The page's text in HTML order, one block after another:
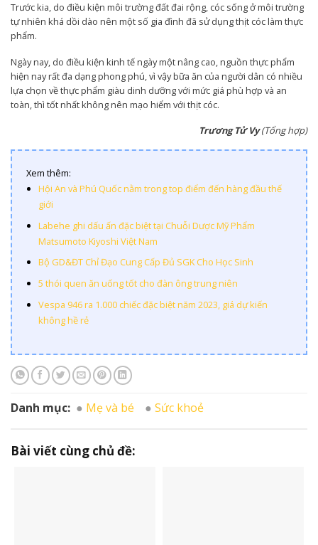
Trước kia, do điều kiện môi trường đất đai rộng, cóc sống ở môi trường
tự nhiên khá dồi dào nên một số gia đình đã sử dụng thịt cóc làm thực
phẩm.
Ngày nay, do điều kiện kinh tế ngày một nâng cao, nguồn thực phẩm
hiện nay rất đa dạng phong phú, vì vậy bữa ăn của người dân có nhiều
lựa chọn về thực phẩm giàu dinh dưỡng với mức giá phù hợp và an
toàn, thì tốt nhất không nên mạo hiểm với thịt cóc.
Trương Tử Vy(Tổng hợp)
Xem thêm:
Hội An và Phú Quốc nằm trong top điểm đến hàng đầu thế
giới
Labehe ghi dấu ấn đặc biệt tại Chuỗi Dược Mỹ Phẩm
Matsumoto Kiyoshi Việt Nam
Bộ GD&ĐT Chỉ Đạo Cung Cấp Đủ SGK Cho Học Sinh
5 thói quen ăn uống tốt cho đàn ông trung niên
Vespa 946 ra 1.000 chiếc đặc biệt năm 2023, giá dự kiến
không hề rẻ
Danh mục: Mẹ và bé Sức khoẻ
Bài viết cùng chủ đề: